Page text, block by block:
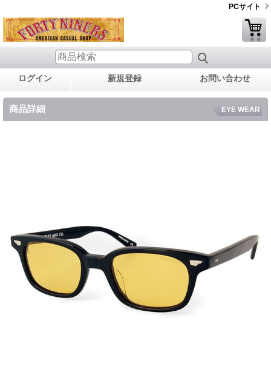
PCサイト
ログイン 新規登録 お問い合わせ
商品詳細 EYE WEAR